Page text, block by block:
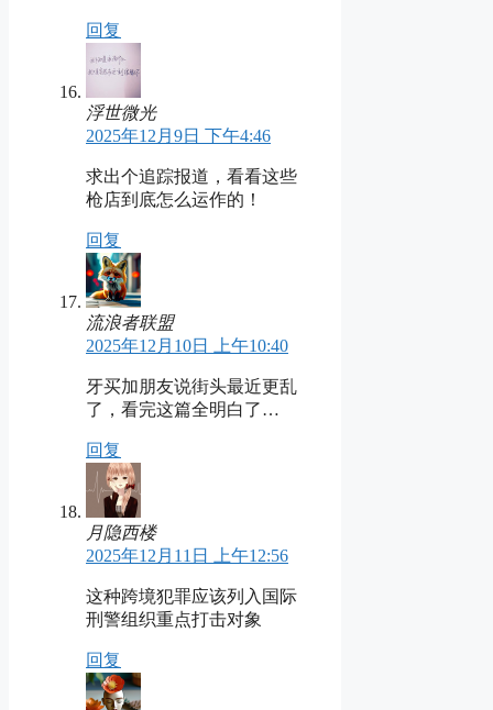
回复
浮世微光
2025年12月9日 下午4:46
求出个追踪报道，看看这些
枪店到底怎么运作的！
回复
流浪者联盟
2025年12月10日 上午10:40
牙买加朋友说街头最近更乱
了，看完这篇全明白了…
回复
月隐西楼
2025年12月11日 上午12:56
这种跨境犯罪应该列入国际
刑警组织重点打击对象
回复